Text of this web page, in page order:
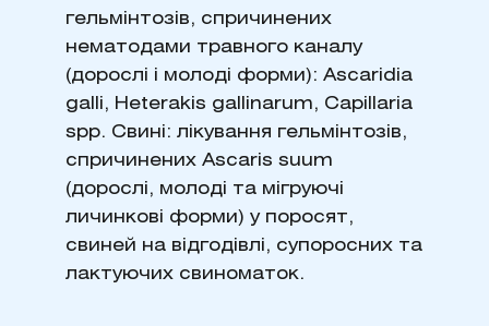
гельмінтозів, спричинених
нематодами травного каналу
(дорослі і молоді форми): Ascaridia
galli, Heterakis gallinarum, Capillaria
spp. Свині: лікування гельмінтозів,
спричинених Ascaris suum
(дорослі, молоді та мігруючі
личинкові форми) у поросят,
свиней на відгодівлі, супоросних та
лактуючих свиноматок.